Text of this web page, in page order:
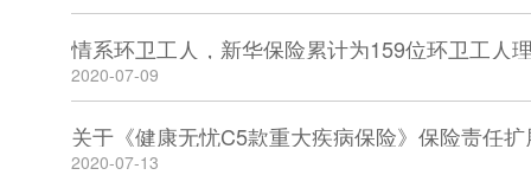
情系环卫工人，新华保险累计为159位环卫工人
2020-07-09
关于《健康无忧C5款重大疾病保险》保险责任
2020-07-13